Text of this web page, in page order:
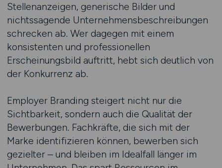
Stellenanzeigen, generische Bilder und
nichtssagende Unternehmensbeschreibungen
schrecken ab. Wer dagegen mit einem
konsistenten und professionellen
Erscheinungsbild auftritt, hebt sich deutlich von
der Konkurrenz ab.
Employer Branding steigert nicht nur die
Sichtbarkeit, sondern auch die Qualität der
Bewerbungen. Fachkräfte, die sich mit der
Marke identifizieren können, bewerben sich
gezielter – und bleiben im Idealfall länger im